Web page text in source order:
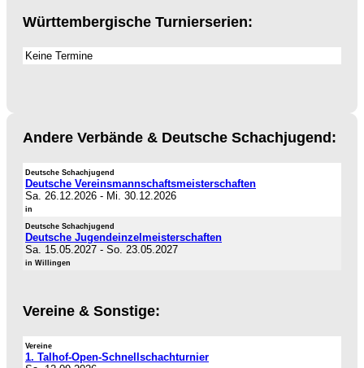
Württembergische Turnierserien:
Keine Termine
Andere Verbände & Deutsche Schachjugend:
Deutsche Schachjugend
Deutsche Vereinsmannschaftsmeisterschaften
Sa. 26.12.2026 - Mi. 30.12.2026
in
Deutsche Schachjugend
Deutsche Jugendeinzelmeisterschaften
Sa. 15.05.2027 - So. 23.05.2027
in Willingen
Vereine & Sonstige:
Vereine
1. Talhof-Open-Schnellschachturnier